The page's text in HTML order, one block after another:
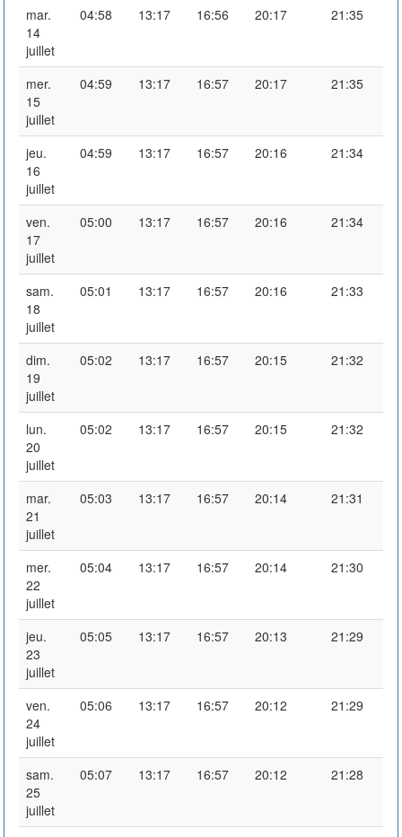
mar.
14
juillet
04:58 13:17 16:56 20:17 21:35
mer.
15
juillet
04:59 13:17 16:57 20:17 21:35
jeu.
16
juillet
04:59 13:17 16:57 20:16 21:34
ven.
17
juillet
05:00 13:17 16:57 20:16 21:34
sam.
18
juillet
05:01 13:17 16:57 20:16 21:33
dim.
19
juillet
05:02 13:17 16:57 20:15 21:32
lun.
20
juillet
05:02 13:17 16:57 20:15 21:32
mar.
21
juillet
05:03 13:17 16:57 20:14 21:31
mer.
22
juillet
05:04 13:17 16:57 20:14 21:30
jeu.
23
juillet
05:05 13:17 16:57 20:13 21:29
ven.
24
juillet
05:06 13:17 16:57 20:12 21:29
sam.
25
juillet
05:07 13:17 16:57 20:12 21:28